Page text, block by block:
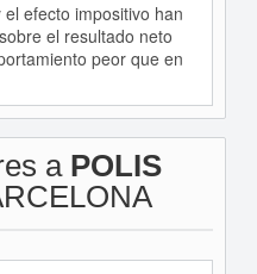
efecto impositivo han
el resultado neto
peor que en
a POLIS